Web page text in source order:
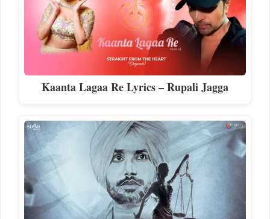
Kaanta Lagaa Re Lyrics – Rupali Jagga